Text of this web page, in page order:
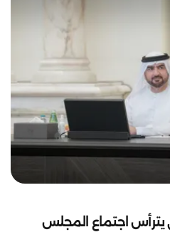
يترأس اجتماع المجلس